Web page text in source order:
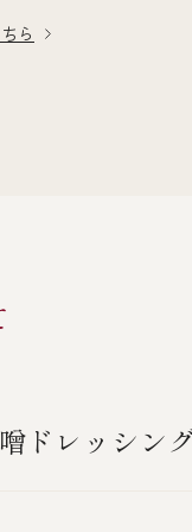
ら
ドレッシン